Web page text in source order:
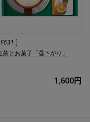
F631 ]
茶とお菓子「昼下がり」
1,600円